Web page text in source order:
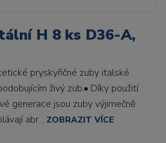
H 8 ks D36-A,
pryskyřičné zuby italské
živý zub.• Díky použití
generace jsou zuby výjimečně
abr... ZOBRAZIT VÍCE